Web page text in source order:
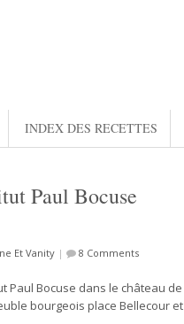
INDEX DES RECETTES
Paul Bocuse
Et Vanity | 8 Comments
Paul Bocuse dans le château de
bourgeois place Bellecour et